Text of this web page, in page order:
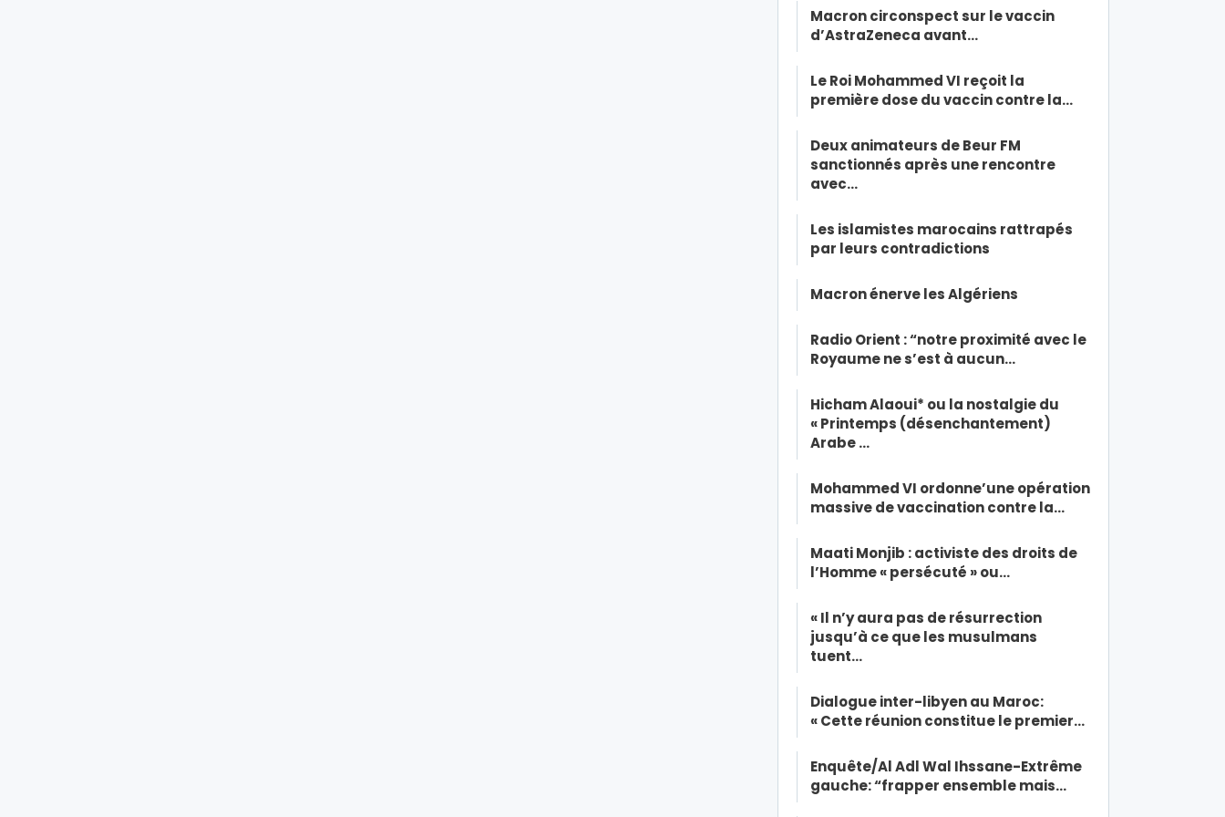
Macron circonspect sur le vaccin
d’AstraZeneca avant…
Le Roi Mohammed VI reçoit la
première dose du vaccin contre la…
Deux animateurs de Beur FM
sanctionnés après une rencontre
avec…
Les islamistes marocains rattrapés
par leurs contradictions
Macron énerve les Algériens
Radio Orient : “notre proximité avec le
Royaume ne s’est à aucun…
Hicham Alaoui* ou la nostalgie du
« Printemps (désenchantement)
Arabe …
Mohammed VI ordonne’une opération
massive de vaccination contre la…
Maati Monjib : activiste des droits de
l’Homme « persécuté » ou…
« Il n’y aura pas de résurrection
jusqu’à ce que les musulmans
tuent…
Dialogue inter-libyen au Maroc:
« Cette réunion constitue le premier…
Enquête/Al Adl Wal Ihssane-Extrême
gauche: “frapper ensemble mais…